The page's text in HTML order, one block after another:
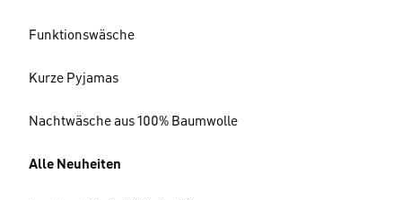
Funktionswäsche
Kurze Pyjamas
Nachtwäsche aus 100% Baumwolle
Alle Neuheiten